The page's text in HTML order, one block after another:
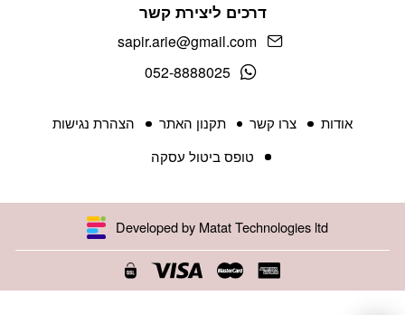
דרכים ליצירת קשר
sapir.arie@gmail.com
052-8888025
אודות צרו קשר תקנון האתר
הצהרת נגישות
טופס ביטול עסקה
Developed by Matat Technologies ltd